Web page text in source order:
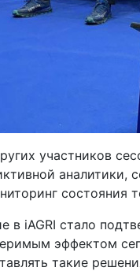
участников
аналитики,
состояния
в iAGRI стало
эффектом
такие